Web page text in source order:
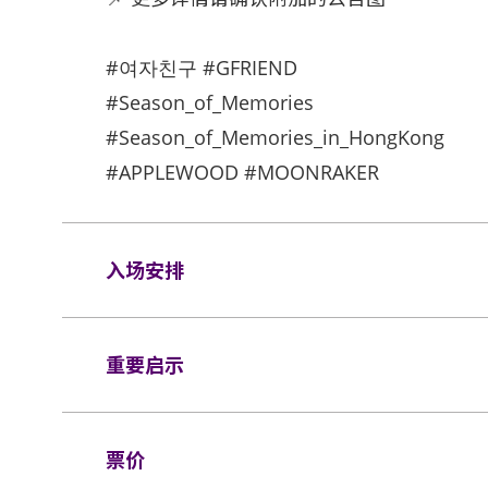
#여자친구 #GFRIEND
#Season_of_Memories
#Season_of_Memories_in_HongKong
#APPLEWOOD #MOONRAKER
入场安排
场馆鼓励观众尽量避免携带手提袋/背包入场
重要启示
X 25 X 11.5 厘米（14.5 X 10 X 4.5 吋）以上
票价